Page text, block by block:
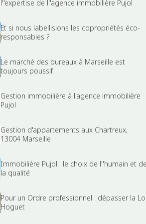
l''expertise de l''agence immobilière Pujol
Et si nous labellisions les copropriétés éco-
responsables ?
Le marché des bureaux à Marseille est
toujours poussif
Gestion immobilière à l'agence immobilière
Pujol
Gestion d'appartements aux Chartreux,
13004 Marseille
Immobilière Pujol : le choix de l''humain et
la qualité
Pour un Ordre professionnel : dépasser la
Hoguet